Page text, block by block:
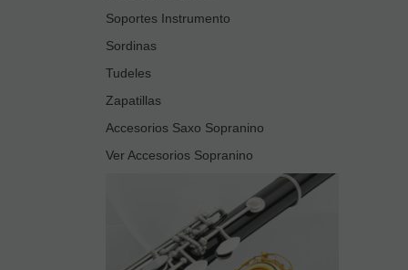
Soportes Instrumento
Sordinas
Tudeles
Zapatillas
Accesorios Saxo Sopranino
Ver Accesorios Sopranino